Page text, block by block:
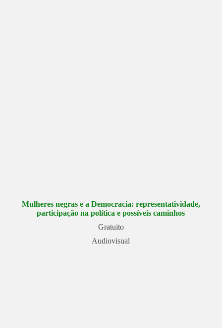
Mulheres negras e a Democracia: representatividade,
participação na política e possíveis caminhos
Gratuito
Audiovisual